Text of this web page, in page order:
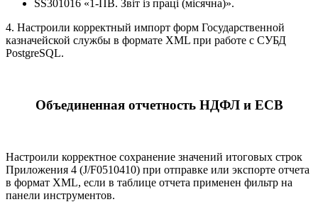
SS301016 «1-ПВ. Звіт із праці (місячна)».
4. Настроили корректный импорт форм Государственной
казначейской службы в формате ХML при работе с СУБД
PostgreSQL.
Объединенная отчетность НДФЛ и ЕСВ
Настроили корректное сохранение значений итоговых строк
Приложения 4 (J/F0510410) при отправке или экспорте отчета
в формат XML, если в таблице отчета применен фильтр на
панели инструментов.